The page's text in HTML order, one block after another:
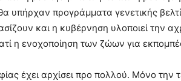
θα υπήρχαν προγράμματα γενετικής
και η κυβέρνηση υλοποιεί την
η ενοχοποίηση των ζώων για
έχει αρχίσει προ πολλού. Μόνο την